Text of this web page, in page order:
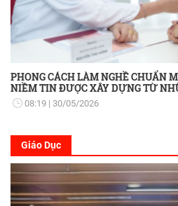
PHONG CÁCH LÀM NGHỀ CHUẨN
NIỀM TIN ĐƯỢC XÂY DỰNG TỪ
08:19 30/05/2026
Giáo Dục